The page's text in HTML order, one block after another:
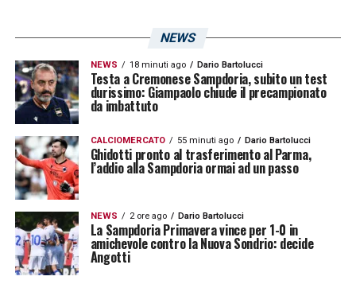
NEWS
NEWS 18 minuti ago Dario Bartolucci
Testa a Cremonese Sampdoria, subito un test
durissimo: Giampaolo chiude il precampionato
da imbattuto
CALCIOMERCATO 55 minuti ago Dario Bartolucci
Ghidotti pronto al trasferimento al Parma,
l’addio alla Sampdoria ormai ad un passo
NEWS 2 ore ago Dario Bartolucci
La Sampdoria Primavera vince per 1-0 in
amichevole contro la Nuova Sondrio: decide
Angotti